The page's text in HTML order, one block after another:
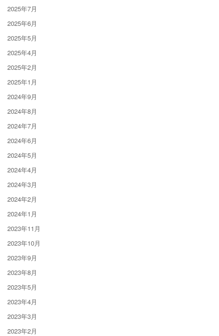
2025年7月
2025年6月
2025年5月
2025年4月
2025年2月
2025年1月
2024年9月
2024年8月
2024年7月
2024年6月
2024年5月
2024年4月
2024年3月
2024年2月
2024年1月
2023年11月
2023年10月
2023年9月
2023年8月
2023年5月
2023年4月
2023年3月
2023年2月